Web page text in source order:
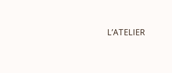
L’ATELIER